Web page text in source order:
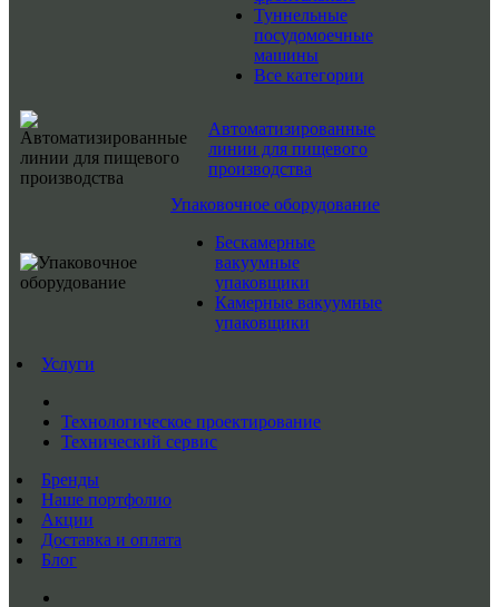
Туннельные
посудомоечные
машины
Все категории
Автоматизированные
линии для пищевого
производства
Упаковочное оборудование
Бескамерные
вакуумные
упаковщики
Камерные вакуумные
упаковщики
Услуги
Технологическое проектирование
Технический сервис
Бренды
Наше портфолио
Акции
Доставка и оплата
Блог